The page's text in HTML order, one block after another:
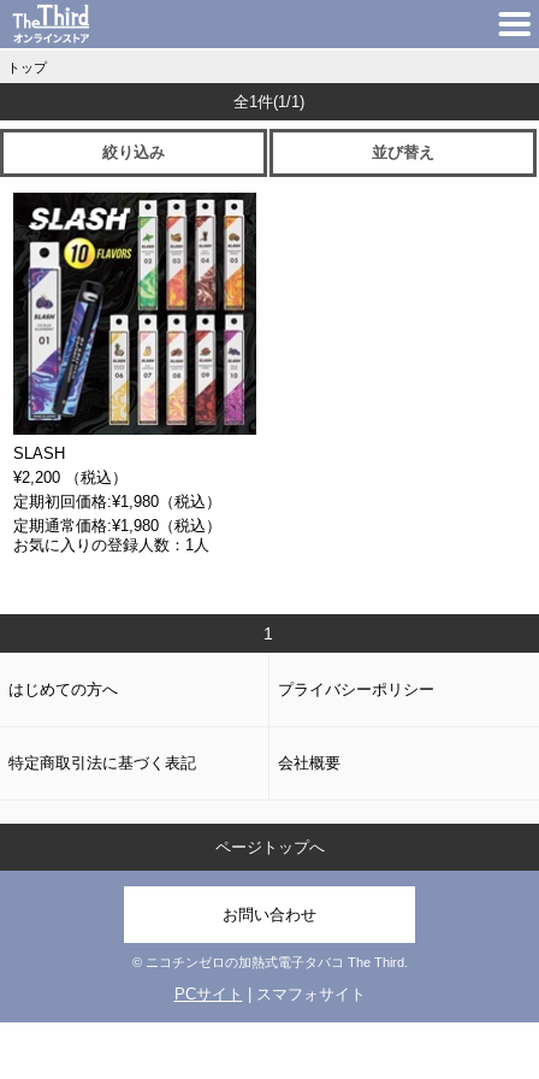
トップ
全1件(1/1)
絞り込み 並び替え
SLASH
¥2,200 （税込）
定期初回価格:¥1,980（税込）
定期通常価格:¥1,980（税込）
お気に入りの登録人数：1人
1
はじめての方へ プライバシーポリシー
特定商取引法に基づく表記 会社概要
ページトップへ
お問い合わせ
© ニコチンゼロの加熱式電子タバコ The Third.
PCサイト | スマフォサイト